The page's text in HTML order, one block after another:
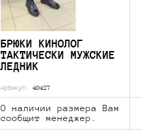
БРЮКИ КИНОЛОГ
ТАКТИЧЕСКИ МУЖСКИЕ
ЛЕДНИК
Артикул: 40427
О наличии размера Вам
сообщит менеджер.